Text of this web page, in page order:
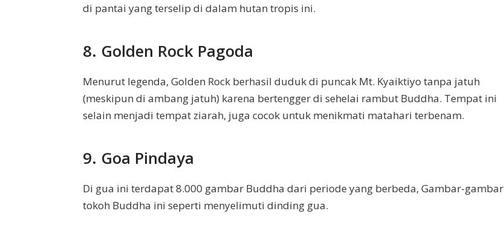
di pantai yang terselip di dalam hutan tropis ini.
8. Golden Rock Pagoda
Menurut legenda, Golden Rock berhasil duduk di puncak Mt. Kyaiktiyo tanpa jatuh
(meskipun di ambang jatuh) karena bertengger di sehelai rambut Buddha. Tempat ini
selain menjadi tempat ziarah, juga cocok untuk menikmati matahari terbenam.
9. Goa Pindaya
Di gua ini terdapat 8.000 gambar Buddha dari periode yang berbeda, Gambar-gambar
tokoh Buddha ini seperti menyelimuti dinding gua.